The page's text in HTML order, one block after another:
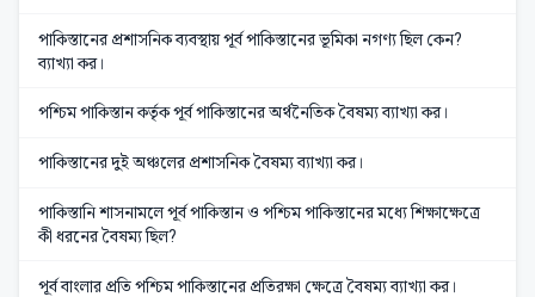
পাকিস্তানের প্রশাসনিক ব্যবস্থায় পূর্ব পাকিস্তানের ভূমিকা নগণ্য ছিল কেন?
ব্যাখ্যা কর।
পশ্চিম পাকিস্তান কর্তৃক পূর্ব পাকিস্তানের অর্থনৈতিক বৈষম্য ব্যাখ্যা কর।
পাকিস্তানের দুই অঞ্চলের প্রশাসনিক বৈষম্য ব্যাখ্যা কর।
পাকিস্তানি শাসনামলে পূর্ব পাকিস্তান ও পশ্চিম পাকিস্তানের মধ্যে শিক্ষাক্ষেত্রে
কী ধরনের বৈষম্য ছিল?
পূর্ব বাংলার প্রতি পশ্চিম পাকিস্তানের প্রতিরক্ষা ক্ষেত্রে বৈষম্য ব্যাখ্যা কর।